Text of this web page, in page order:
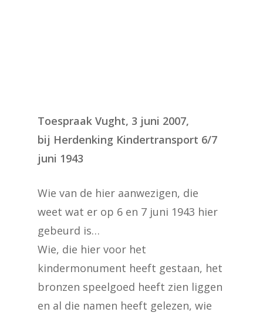
Toespraak Vught, 3 juni 2007,
bij Herdenking Kindertransport 6/7
juni 1943
Wie van de hier aanwezigen, die
weet wat er op 6 en 7 juni 1943 hier
gebeurd is…
Wie, die hier voor het
kindermonument heeft gestaan, het
bronzen speelgoed heeft zien liggen
en al die namen heeft gelezen, wie